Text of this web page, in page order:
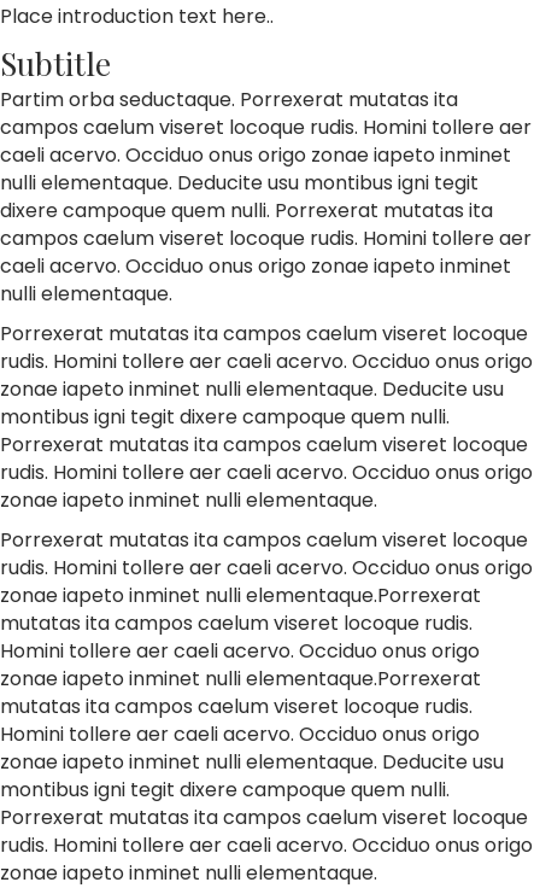
Place introduction text here..
Subtitle
Partim orba seductaque. Porrexerat mutatas ita
campos caelum viseret locoque rudis. Homini tollere aer
caeli acervo. Occiduo onus origo zonae iapeto inminet
nulli elementaque. Deducite usu montibus igni tegit
dixere campoque quem nulli. Porrexerat mutatas ita
campos caelum viseret locoque rudis. Homini tollere aer
caeli acervo. Occiduo onus origo zonae iapeto inminet
nulli elementaque.
Porrexerat mutatas ita campos caelum viseret locoque
rudis. Homini tollere aer caeli acervo. Occiduo onus origo
zonae iapeto inminet nulli elementaque. Deducite usu
montibus igni tegit dixere campoque quem nulli.
Porrexerat mutatas ita campos caelum viseret locoque
rudis. Homini tollere aer caeli acervo. Occiduo onus origo
zonae iapeto inminet nulli elementaque.
Porrexerat mutatas ita campos caelum viseret locoque
rudis. Homini tollere aer caeli acervo. Occiduo onus origo
zonae iapeto inminet nulli elementaque.Porrexerat
mutatas ita campos caelum viseret locoque rudis.
Homini tollere aer caeli acervo. Occiduo onus origo
zonae iapeto inminet nulli elementaque.Porrexerat
mutatas ita campos caelum viseret locoque rudis.
Homini tollere aer caeli acervo. Occiduo onus origo
zonae iapeto inminet nulli elementaque. Deducite usu
montibus igni tegit dixere campoque quem nulli.
Porrexerat mutatas ita campos caelum viseret locoque
rudis. Homini tollere aer caeli acervo. Occiduo onus origo
zonae iapeto inminet nulli elementaque.